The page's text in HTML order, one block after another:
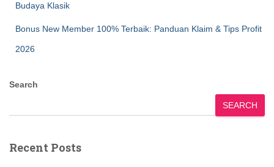
Budaya Klasik
Bonus New Member 100% Terbaik: Panduan Klaim & Tips Profit
2026
Search
SEARCH
Recent Posts